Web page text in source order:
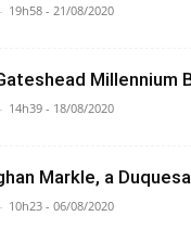
- 19h58 - 21/08/2020
Millennium
- 14h39 - 18/08/2020
Markle, a
- 10h23 - 06/08/2020